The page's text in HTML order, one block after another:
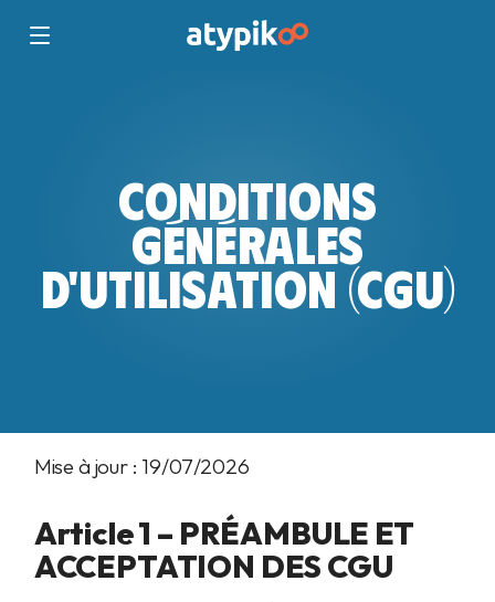
CONDITIONS
GÉNÉRALES
D'UTILISATION (CGU)
Mise à jour : 19/07/2026
Article 1 – PRÉAMBULE ET
ACCEPTATION DES CGU